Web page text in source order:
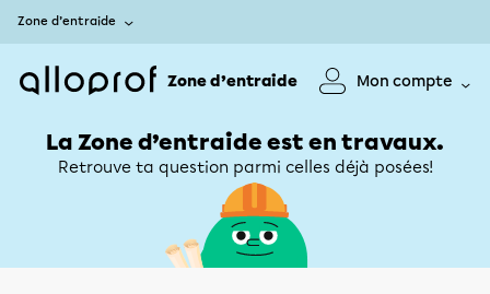
Zone d’entraide
Zone d’entraide Mon compte
La Zone d’entraide est en travaux.
Retrouve ta question parmi celles déjà posées!